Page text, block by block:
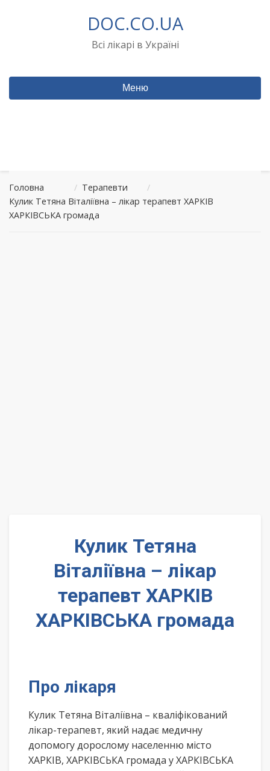
DOC.CO.UA
Всі лікарі в Україні
Меню
Головна / Терапевти
/
Кулик Тетяна Віталіївна – лікар терапевт ХАРКІВ
ХАРКІВСЬКА громада
Кулик Тетяна
Віталіївна – лікар
терапевт ХАРКІВ
ХАРКІВСЬКА громада
Про лікаря
Кулик Тетяна Віталіївна – кваліфікований
лікар-терапевт, який надає медичну
допомогу дорослому населенню місто
ХАРКІВ, ХАРКІВСЬКА громада у ХАРКІВСЬКА